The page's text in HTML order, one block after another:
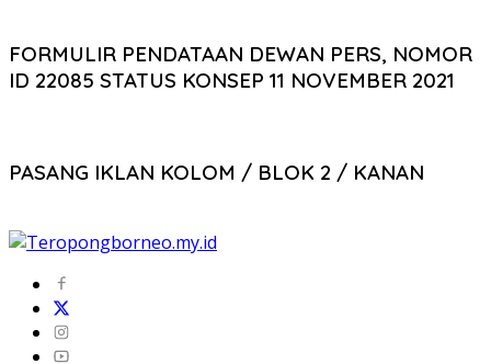
FORMULIR PENDATAAN DEWAN PERS, NOMOR
ID 22085 STATUS KONSEP 11 NOVEMBER 2021
PASANG IKLAN KOLOM / BLOK 2 / KANAN